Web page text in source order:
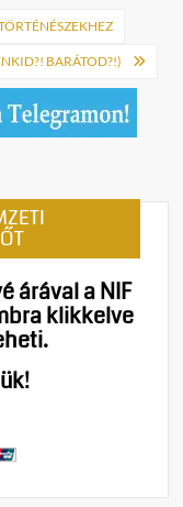
BARÁTOD?!)
árával a NIF
klikkelve